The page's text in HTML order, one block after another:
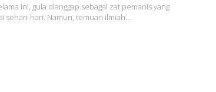
ini, gula dianggap sebagai zat pemanis yang
sehari-hari. Namun, temuan ilmiah…